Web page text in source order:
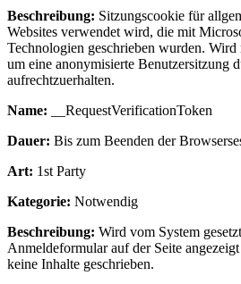
Beschreibung: Sitzungscookie für
Websites verwendet wird, die mit
Technologien geschrieben wurden.
um eine anonymisierte Benutzersitzung
aufrechtzuerhalten.
Name: __RequestVerificationToken
Dauer: Bis zum Beenden der
Art: 1st Party
Kategorie: Notwendig
Beschreibung: Wird vom System
Anmeldeformular auf der Seite
keine Inhalte geschrieben.